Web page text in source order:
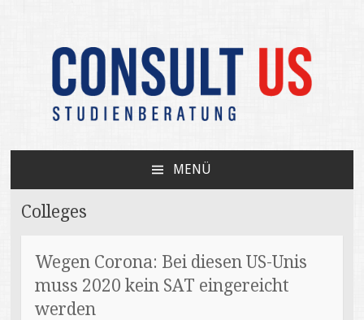
CONSULT US
Your independent expert on US college
admissions
MENÜ
SPRINGEN
Colleges
Wegen Corona: Bei diesen US-Unis
muss 2020 kein SAT eingereicht
werden